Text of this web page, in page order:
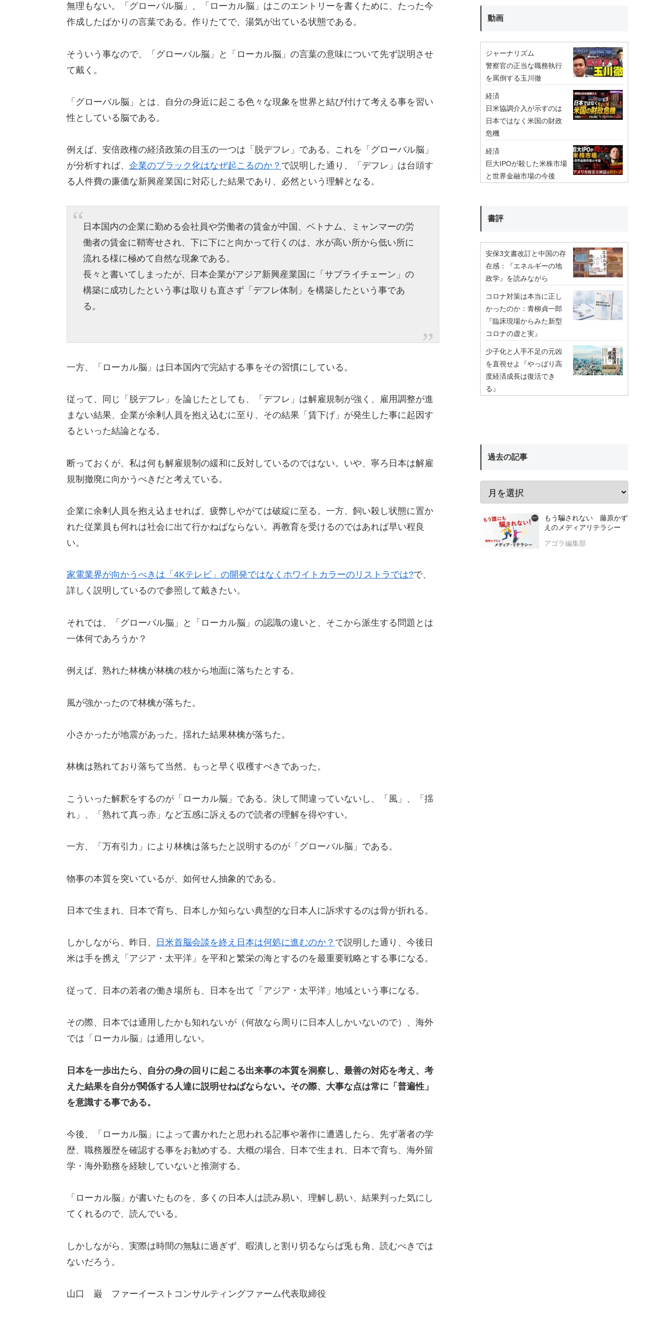
無理もない。「グローバル脳」、「ローカル脳」はこのエントリーを書くために、たった今
作成したばかりの言葉である。作りたてで、湯気が出ている状態である。
そういう事なので、「グローバル脳」と「ローカル脳」の言葉の意味について先ず説明させ
て戴く。
「グローバル脳」とは、自分の身近に起こる色々な現象を世界と結び付けて考える事を習い
性としている脳である。
例えば、安倍政権の経済政策の目玉の一つは「脱デフレ」である。これを「グローバル脳」
が分析すれば、 企業のブラック化はなぜ起こるのか？ で説明した通り、「デフレ」は台頭す
る人件費の廉価な新興産業国に対応した結果であり、必然という理解となる。
日本国内の企業に勤める会社員や労働者の賃金が中国、ベトナム、ミャンマーの労
働者の賃金に鞘寄せされ、下に下にと向かって行くのは、水が高い所から低い所に
流れる様に極めて自然な現象である。
長々と書いてしまったが、日本企業がアジア新興産業国に「サプライチェーン」の
構築に成功したという事は取りも直さず「デフレ体制」を構築したという事であ
る。
一方、「ローカル脳」は日本国内で完結する事をその習慣にしている。
従って、同じ「脱デフレ」を論じたとしても、「デフレ」は解雇規制が強く、雇用調整が進
まない結果、企業が余剰人員を抱え込むに至り、その結果「賃下げ」が発生した事に起因す
るといった結論となる。
断っておくが、私は何も解雇規制の緩和に反対しているのではない。いや、寧ろ日本は解雇
規制撤廃に向かうべきだと考えている。
企業に余剰人員を抱え込ませれば、疲弊しやがては破綻に至る。一方、飼い殺し状態に置か
れた従業員も何れは社会に出て行かねばならない。再教育を受けるのではあれば早い程良
い。
家電業界が向かうべきは「4Kテレビ」の開発ではなくホワイトカラーのリストラでは?で、
詳しく説明しているので参照して戴きたい。
それでは、「グローバル脳」と「ローカル脳」の認識の違いと、そこから派生する問題とは
一体何であろうか？
例えば、熟れた林檎が林檎の枝から地面に落ちたとする。
風が強かったので林檎が落ちた。
小さかったが地震があった。揺れた結果林檎が落ちた。
林檎は熟れており落ちて当然。もっと早く収穫すべきであった。
こういった解釈をするのが「ローカル脳」である。決して間違っていないし、「風」、「揺
れ」、「熟れて真っ赤」など五感に訴えるので読者の理解を得やすい。
一方、「万有引力」により林檎は落ちたと説明するのが「グローバル脳」である。
物事の本質を突いているが、如何せん抽象的である。
日本で生まれ、日本で育ち、日本しか知らない典型的な日本人に訴求するのは骨が折れる。
しかしながら、昨日、 日米首脳会談を終え日本は何処に進むのか？ で説明した通り、今後日
米は手を携え「アジア・太平洋」を平和と繁栄の海とするのを最重要戦略とする事になる。
従って、日本の若者の働き場所も、日本を出て「アジア・太平洋」地域という事になる。
その際、日本では通用したかも知れないが（何故なら周りに日本人しかいないので）、海外
では「ローカル脳」は通用しない。
日本を一歩出たら、自分の身の回りに起こる出来事の本質を洞察し、最善の対応を考え、考
えた結果を自分が関係する人達に説明せねばならない。その際、大事な点は常に「普遍性」
を意識する事である。
今後、「ローカル脳」によって書かれたと思われる記事や著作に遭遇したら、先ず著者の学
歴、職務履歴を確認する事をお勧めする。大概の場合、日本で生まれ、日本で育ち、海外留
学・海外勤務を経験していないと推測する。
「ローカル脳」が書いたものを、多くの日本人は読み易い、理解し易い、結果判った気にし
てくれるので、読んでいる。
しかしながら、実際は時間の無駄に過ぎず、暇潰しと割り切るならば兎も角、読むべきでは
ないだろう。
山口 巌 ファーイーストコンサルティングファーム代表取締役
動画
ジャーナリズム
警察官の正当な職務執行
を罵倒する玉川徹
経済
日米協調介入が示すのは
日本ではなく米国の財政
危機
経済
巨大IPOが殺した米株市場
と世界金融市場の今後
書評
安保3文書改訂と中国の存
在感：『エネルギーの地
政学』を読みながら
コロナ対策は本当に正し
かったのか：青柳貞一郎
『臨床現場からみた新型
コロナの虚と実』
少子化と人手不足の元凶
を直視せよ『やっぱり高
度経済成長は復活でき
る』
過去の記事
もう騙されない 藤原かず
えのメディアリテラシー
アゴラ編集部